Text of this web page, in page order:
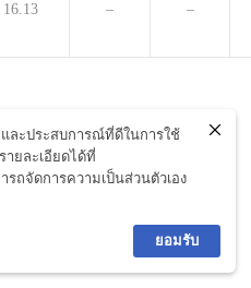
16.13 – –
ละประสบการณ์ที่ดีในการใช้
ยละเอียดได้ที่
รถจัดการความเป็นส่วนตัวเอง
ยอมรับ